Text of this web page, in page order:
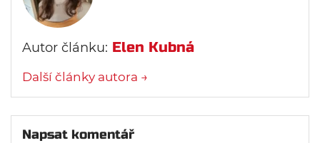
Autor článku: Elen Kubná
Další články autora →
Napsat komentář